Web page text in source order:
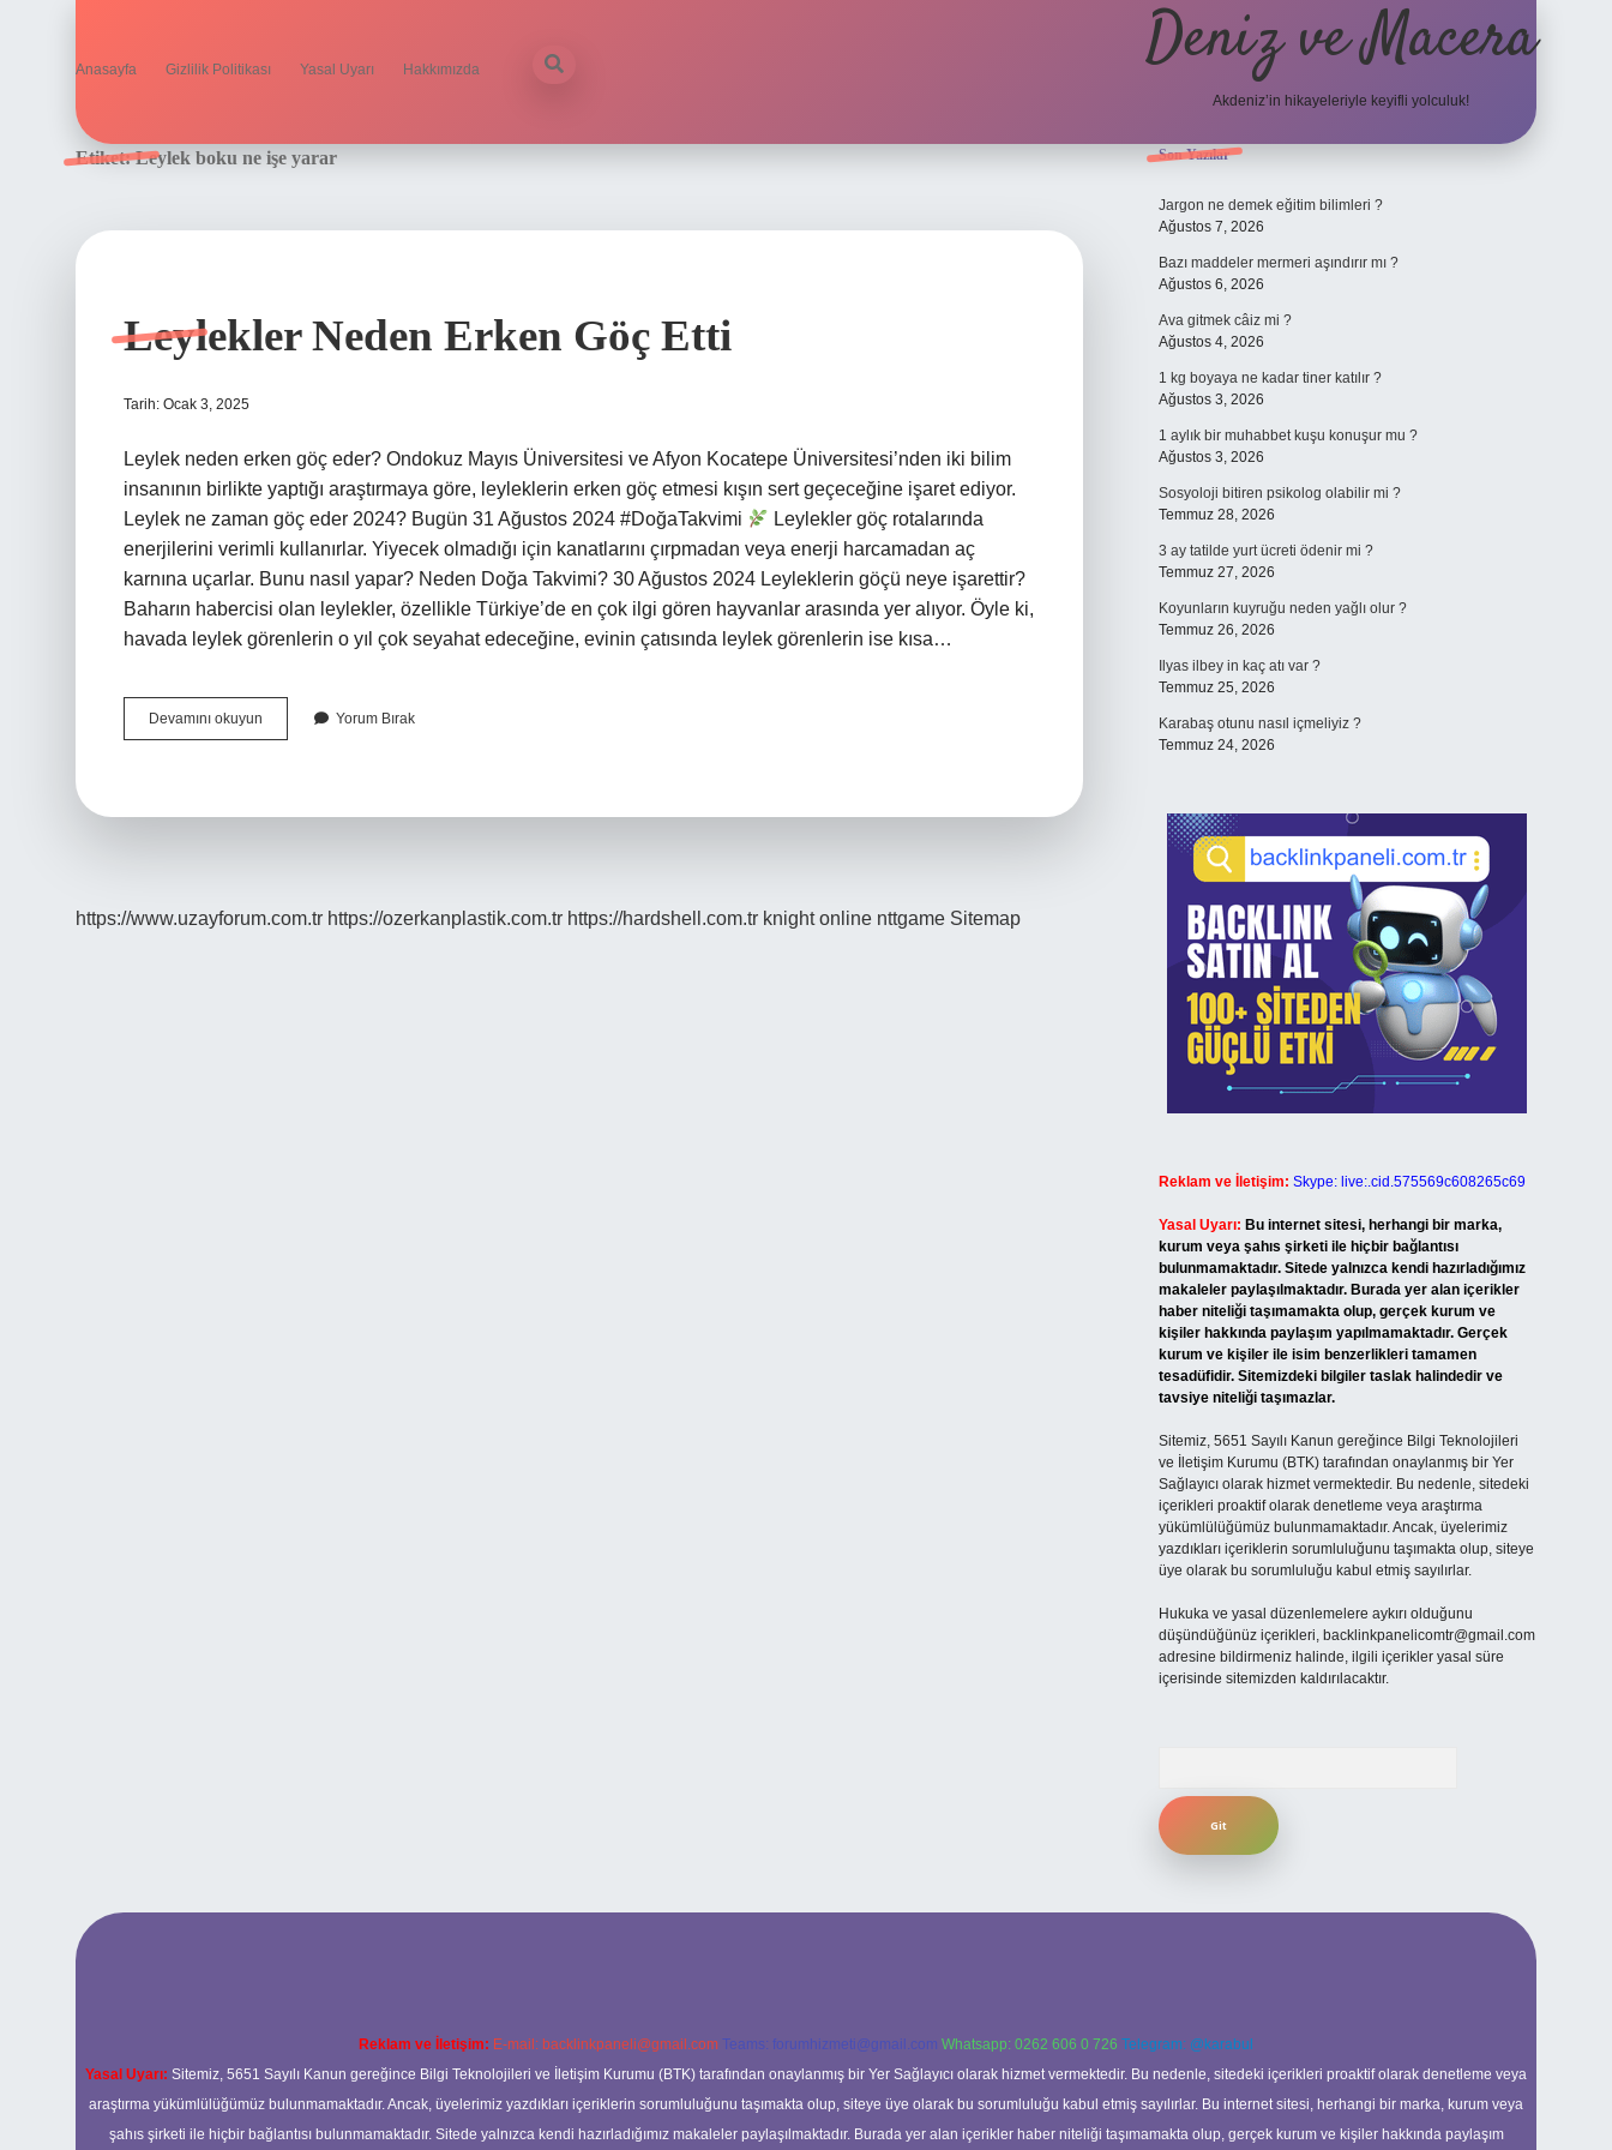
Anasayfa Gizlilik Politikası Yasal Uyarı Hakkımızda Deniz ve Macera
Akdeniz’in hikayeleriyle keyifli yolculuk!
Etiket:Leylek boku ne işe yarar
Leylekler Neden Erken Göç Etti
Tarih: Ocak 3, 2025
Leylek neden erken göç eder? Ondokuz Mayıs Üniversitesi ve Afyon Kocatepe Üniversitesi’nden iki bilim
insanının birlikte yaptığı araştırmaya göre, leyleklerin erken göç etmesi kışın sert geçeceğine işaret ediyor.
Leylek ne zaman göç eder 2024? Bugün 31 Ağustos 2024 #DoğaTakvimi
Leylekler göç rotalarında
enerjilerini verimli kullanırlar. Yiyecek olmadığı için kanatlarını çırpmadan veya enerji harcamadan aç
karnına uçarlar. Bunu nasıl yapar? Neden Doğa Takvimi? 30 Ağustos 2024 Leyleklerin göçü neye işarettir?
Baharın habercisi olan leylekler, özellikle Türkiye’de en çok ilgi gören hayvanlar arasında yer alıyor. Öyle ki,
havada leylek görenlerin o yıl çok seyahat edeceğine, evinin çatısında leylek görenlerin ise kısa…
Devamını okuyun Leylekler
Neden
Yorum Bırak
https://www.uzayforum.com.tr https://ozerkanplastik.com.tr https://hardshell.com.tr knight online nttgame Sitemap
Sidebar
Son Yazılar
Jargon ne demek eğitim bilimleri ?
Ağustos 7, 2026
Bazı maddeler mermeri aşındırır mı ?
Ağustos 6, 2026
Ava gitmek câiz mi ?
Ağustos 4, 2026
1 kg boyaya ne kadar tiner katılır ?
Ağustos 3, 2026
1 aylık bir muhabbet kuşu konuşur mu ?
Ağustos 3, 2026
Sosyoloji bitiren psikolog olabilir mi ?
Temmuz 28, 2026
3 ay tatilde yurt ücreti ödenir mi ?
Temmuz 27, 2026
Koyunların kuyruğu neden yağlı olur ?
Temmuz 26, 2026
Ilyas ilbey in kaç atı var ?
Temmuz 25, 2026
Karabaş otunu nasıl içmeliyiz ?
Temmuz 24, 2026
Reklam ve İletişim: Skype: live:.cid.575569c608265c69
Yasal Uyarı: Bu internet sitesi, herhangi bir marka,
kurum veya şahıs şirketi ile hiçbir bağlantısı
bulunmamaktadır. Sitede yalnızca kendi hazırladığımız
makaleler paylaşılmaktadır. Burada yer alan içerikler
haber niteliği taşımamakta olup, gerçek kurum ve
kişiler hakkında paylaşım yapılmamaktadır. Gerçek
kurum ve kişiler ile isim benzerlikleri tamamen
tesadüfidir. Sitemizdeki bilgiler taslak halindedir ve
tavsiye niteliği taşımazlar.
Sitemiz, 5651 Sayılı Kanun gereğince Bilgi Teknolojileri
ve İletişim Kurumu (BTK) tarafından onaylanmış bir Yer
Sağlayıcı olarak hizmet vermektedir. Bu nedenle, sitedeki
içerikleri proaktif olarak denetleme veya araştırma
yükümlülüğümüz bulunmamaktadır. Ancak, üyelerimiz
yazdıkları içeriklerin sorumluluğunu taşımakta olup, siteye
üye olarak bu sorumluluğu kabul etmiş sayılırlar.
Hukuka ve yasal düzenlemelere aykırı olduğunu
düşündüğünüz içerikleri, backlinkpanelicomtr@gmail.com
adresine bildirmeniz halinde, ilgili içerikler yasal süre
içerisinde sitemizden kaldırılacaktır.
Reklam ve İletişim: E-mail: backlinkpaneli@gmail.com Teams: forumhizmeti@gmail.com Whatsapp: 0262 606 0 726 Telegram: @karabul
Yasal Uyarı: Sitemiz, 5651 Sayılı Kanun gereğince Bilgi Teknolojileri ve İletişim Kurumu (BTK) tarafından onaylanmış bir Yer Sağlayıcı olarak hizmet vermektedir. Bu nedenle, sitedeki içerikleri proaktif olarak denetleme veya
araştırma yükümlülüğümüz bulunmamaktadır. Ancak, üyelerimiz yazdıkları içeriklerin sorumluluğunu taşımakta olup, siteye üye olarak bu sorumluluğu kabul etmiş sayılırlar. Bu internet sitesi, herhangi bir marka, kurum veya
şahıs şirketi ile hiçbir bağlantısı bulunmamaktadır. Sitede yalnızca kendi hazırladığımız makaleler paylaşılmaktadır. Burada yer alan içerikler haber niteliği taşımamakta olup, gerçek kurum ve kişiler hakkında paylaşım